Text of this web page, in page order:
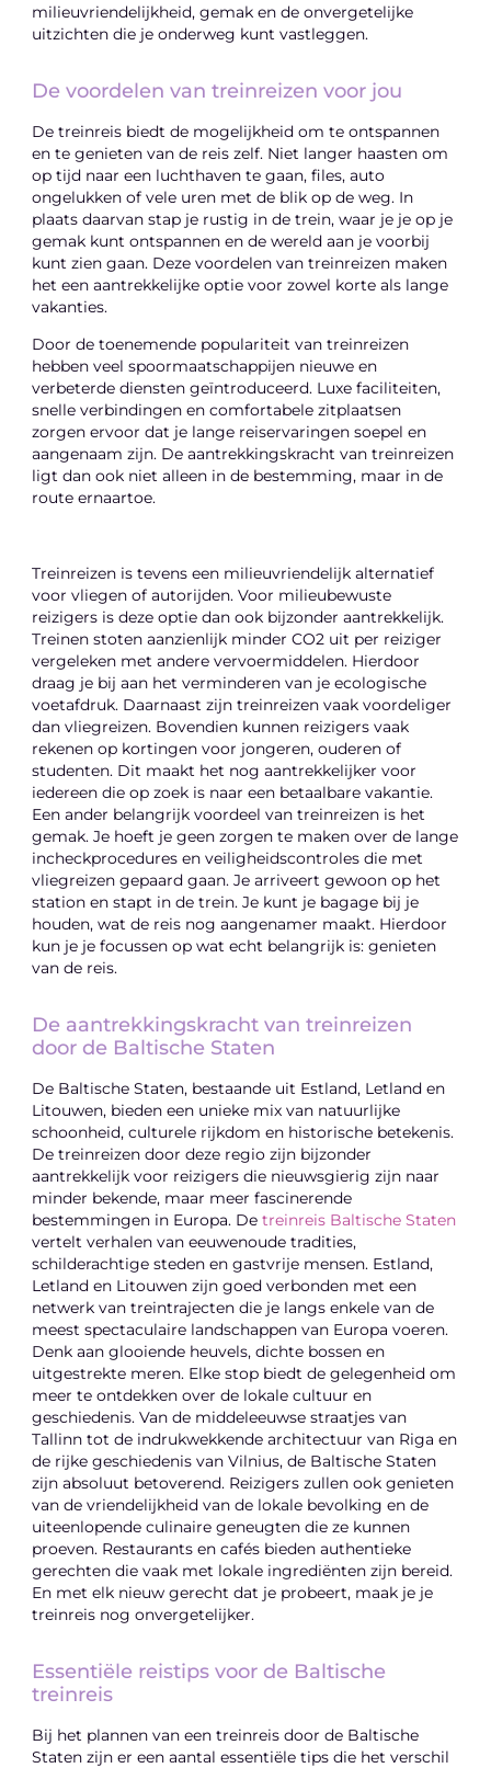
milieuvriendelijkheid, gemak en de onvergetelijke
uitzichten die je onderweg kunt vastleggen.
De voordelen van treinreizen voor jou
De treinreis biedt de mogelijkheid om te ontspannen
en te genieten van de reis zelf. Niet langer haasten om
op tijd naar een luchthaven te gaan, files, auto
ongelukken of vele uren met de blik op de weg. In
plaats daarvan stap je rustig in de trein, waar je je op je
gemak kunt ontspannen en de wereld aan je voorbij
kunt zien gaan. Deze voordelen van treinreizen maken
het een aantrekkelijke optie voor zowel korte als lange
vakanties.
Door de toenemende populariteit van treinreizen
hebben veel spoormaatschappijen nieuwe en
verbeterde diensten geïntroduceerd. Luxe faciliteiten,
snelle verbindingen en comfortabele zitplaatsen
zorgen ervoor dat je lange reiservaringen soepel en
aangenaam zijn. De aantrekkingskracht van treinreizen
ligt dan ook niet alleen in de bestemming, maar in de
route ernaartoe.
Treinreizen is tevens een milieuvriendelijk alternatief
voor vliegen of autorijden. Voor milieubewuste
reizigers is deze optie dan ook bijzonder aantrekkelijk.
Treinen stoten aanzienlijk minder CO2 uit per reiziger
vergeleken met andere vervoermiddelen. Hierdoor
draag je bij aan het verminderen van je ecologische
voetafdruk. Daarnaast zijn treinreizen vaak voordeliger
dan vliegreizen. Bovendien kunnen reizigers vaak
rekenen op kortingen voor jongeren, ouderen of
studenten. Dit maakt het nog aantrekkelijker voor
iedereen die op zoek is naar een betaalbare vakantie.
Een ander belangrijk voordeel van treinreizen is het
gemak. Je hoeft je geen zorgen te maken over de lange
incheckprocedures en veiligheidscontroles die met
vliegreizen gepaard gaan. Je arriveert gewoon op het
station en stapt in de trein. Je kunt je bagage bij je
houden, wat de reis nog aangenamer maakt. Hierdoor
kun je je focussen op wat echt belangrijk is: genieten
van de reis.
De aantrekkingskracht van treinreizen
door de Baltische Staten
De Baltische Staten, bestaande uit Estland, Letland en
Litouwen, bieden een unieke mix van natuurlijke
schoonheid, culturele rijkdom en historische betekenis.
De treinreizen door deze regio zijn bijzonder
aantrekkelijk voor reizigers die nieuwsgierig zijn naar
minder bekende, maar meer fascinerende
bestemmingen in Europa. Detreinreis Baltische Staten
vertelt verhalen van eeuwenoude tradities,
schilderachtige steden en gastvrije mensen. Estland,
Letland en Litouwen zijn goed verbonden met een
netwerk van treintrajecten die je langs enkele van de
meest spectaculaire landschappen van Europa voeren.
Denk aan glooiende heuvels, dichte bossen en
uitgestrekte meren. Elke stop biedt de gelegenheid om
meer te ontdekken over de lokale cultuur en
geschiedenis. Van de middeleeuwse straatjes van
Tallinn tot de indrukwekkende architectuur van Riga en
de rijke geschiedenis van Vilnius, de Baltische Staten
zijn absoluut betoverend. Reizigers zullen ook genieten
van de vriendelijkheid van de lokale bevolking en de
uiteenlopende culinaire geneugten die ze kunnen
proeven. Restaurants en cafés bieden authentieke
gerechten die vaak met lokale ingrediënten zijn bereid.
En met elk nieuw gerecht dat je probeert, maak je je
treinreis nog onvergetelijker.
Essentiële reistips voor de Baltische
treinreis
Bij het plannen van een treinreis door de Baltische
Staten zijn er een aantal essentiële tips die het verschil